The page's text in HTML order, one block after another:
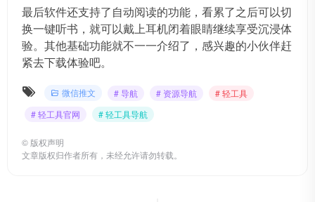
最后软件还支持了自动阅读的功能，看累了之后可以切
换一键听书，就可以戴上耳机闭着眼睛继续享受沉浸体
验。其他基础功能就不一一介绍了，感兴趣的小伙伴赶
紧去下载体验吧。
微信推文 # 导航 # 资源导航
# 轻工具
# 轻工具官网
# 轻工具导航
© 版权声明
文章版权归作者所有，未经允许请勿转载。